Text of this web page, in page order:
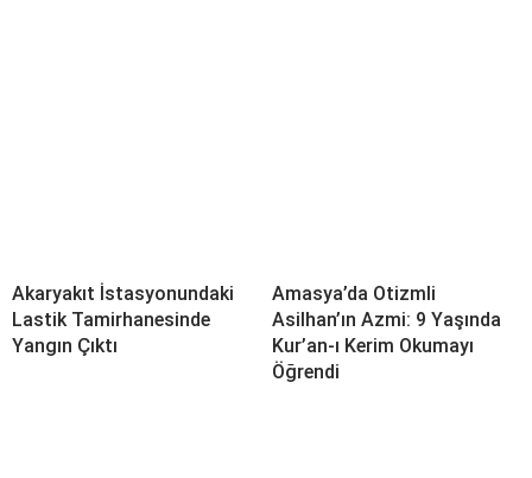
Akaryakıt İstasyonundaki
Lastik Tamirhanesinde
Yangın Çıktı
Amasya’da Otizmli
Asilhan’ın Azmi: 9 Yaşında
Kur’an-ı Kerim Okumayı
Öğrendi